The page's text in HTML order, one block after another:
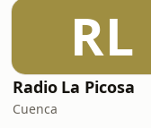
RL
Radio La Picosa
Cuenca